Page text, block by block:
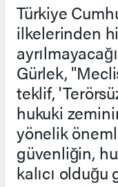
Türkiye
ilkelerinden
Gürlek,
teklif,
hukuki
yönelik
güvenliğin,
kalıcı